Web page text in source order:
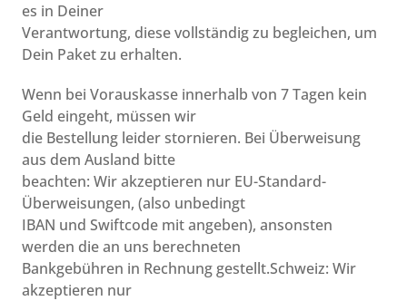
es in Deiner
Verantwortung, diese vollständig zu begleichen, um
Dein Paket zu erhalten.
Wenn bei Vorauskasse innerhalb von 7 Tagen kein
Geld eingeht, müssen wir
die Bestellung leider stornieren. Bei Überweisung
aus dem Ausland bitte
beachten: Wir akzeptieren nur EU-Standard-
Überweisungen, (also unbedingt
IBAN und Swiftcode mit angeben), ansonsten
werden die an uns berechneten
Bankgebühren in Rechnung gestellt.Schweiz: Wir
akzeptieren nur